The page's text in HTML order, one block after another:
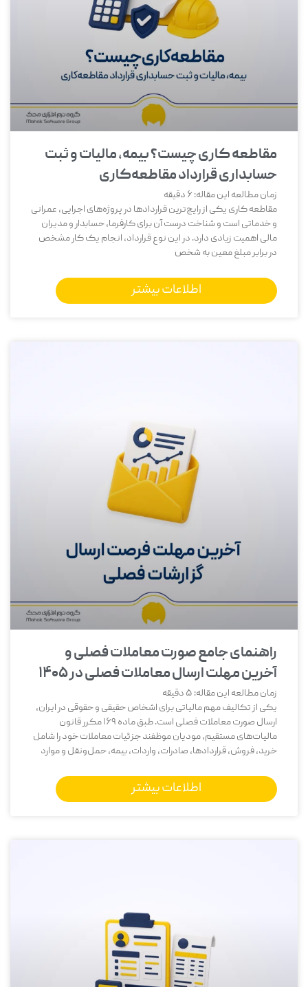
مقاطعه‌ کاری چیست؟ بیمه، مالیات و ثبت
حسابداری قرارداد مقاطعه‌کاری
زمان مطالعه این مقاله:6 دقیقه
مقاطعه ‌کاری یکی از رایج‌ترین قراردادها در پروژه‌های اجرایی، عمرانی
و خدماتی است و شناخت درست آن برای کارفرما، حسابدار و مدیران
مالی اهمیت زیادی دارد. در این نوع قرارداد، انجام یک کار مشخص
در برابر مبلغ معین به شخص
اطلاعات بیشتر
راهنمای جامع صورت معاملات فصلی و
آخرین مهلت ارسال معاملات فصلی در ۱۴۰۵
زمان مطالعه این مقاله: 5 دقیقه
یکی از تکالیف مهم مالیاتی برای اشخاص حقیقی و حقوقی در ایران،
ارسال صورت معاملات فصلی است. طبق ماده 169 مکرر قانون
مالیات‌های مستقیم، مودیان موظفند جزئیات معاملات خود را شامل
خرید، فروش، قراردادها، صادرات، واردات، بیمه، حمل‌ونقل و موارد
اطلاعات بیشتر